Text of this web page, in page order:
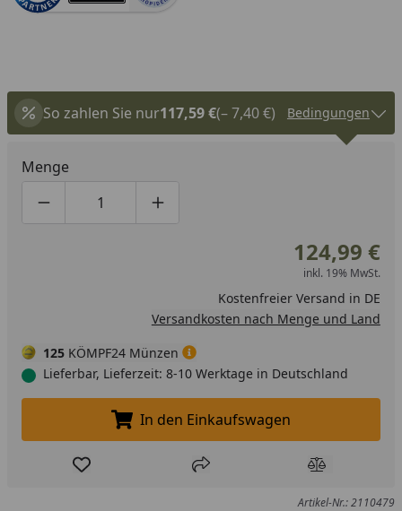
So zahlen Sie nur117,59 €(– 7,40 €) Bedingungen
Menge
Produktmenge um eins verringern
Produktmenge manuell eingeben
Produktmenge um eins erhöhen
124,99 €
inkl. 19% MwSt.
Kostenfreier Versand in DE
Versandkosten nach Menge und Land
125 KÖMPF24 Münzen
Lieferbar, Lieferzeit: 8-10 Werktage in Deutschland
In den Einkaufswagen legen
In den Einkaufswagen
Produkt zur Wunschliste hinzufügen
Teilen Produkt
Artikel-Nr.: 2110479